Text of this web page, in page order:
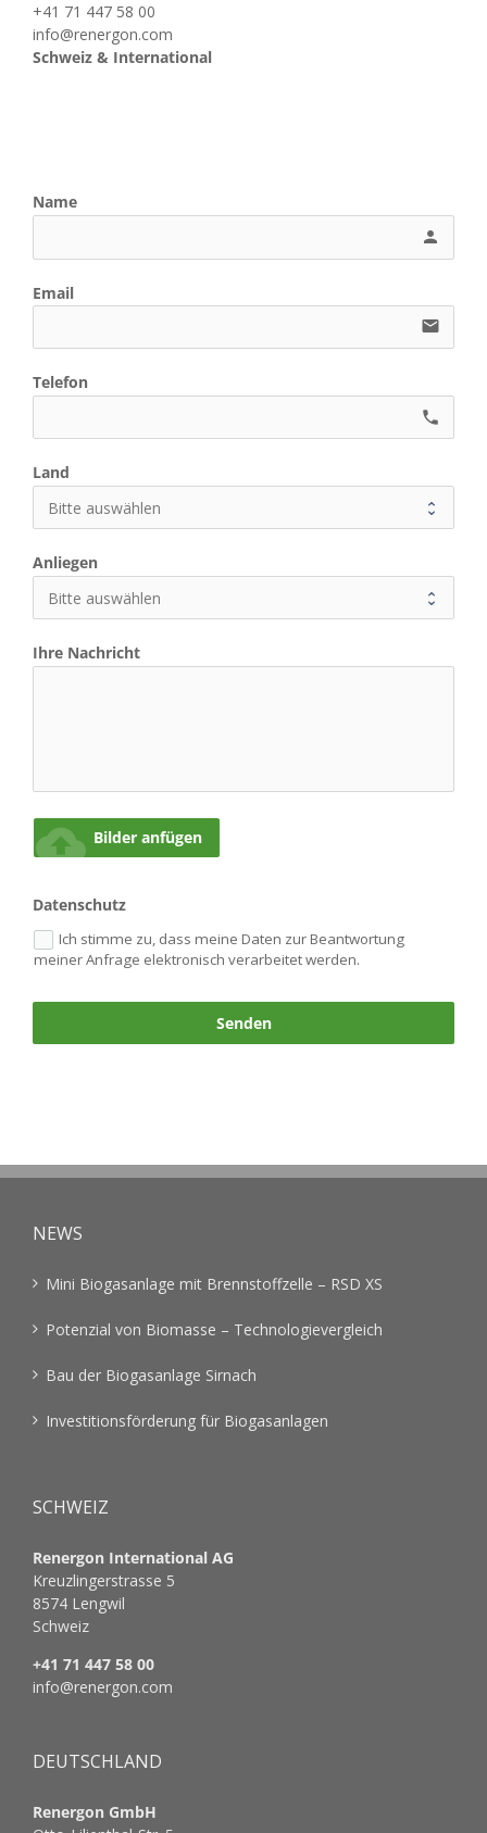
+41 71 447 58 00
info@renergon.com
Schweiz & International
Name
person
Email
email
Telefon
phone
Land
Anliegen
Ihre Nachricht
cloud_upload Bilder anfügen
Datenschutz
Ich stimme zu, dass meine Daten zur Beantwortung
meiner Anfrage elektronisch verarbeitet werden.
Senden
NEWS
Mini Biogasanlage mit Brennstoffzelle – RSD XS
Potenzial von Biomasse – Technologievergleich
Bau der Biogasanlage Sirnach
Investitionsförderung für Biogasanlagen
SCHWEIZ
Renergon International AG
Kreuzlingerstrasse 5
8574 Lengwil
Schweiz
+41 71 447 58 00
info@renergon.com
DEUTSCHLAND
Renergon GmbH